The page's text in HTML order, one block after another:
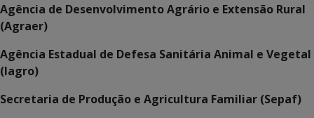
Agência de Desenvolvimento Agrário e Extensão Rural
(Agraer)
Agência Estadual de Defesa Sanitária Animal e Vegetal
(Iagro)
Secretaria de Produção e Agricultura Familiar (Sepaf)